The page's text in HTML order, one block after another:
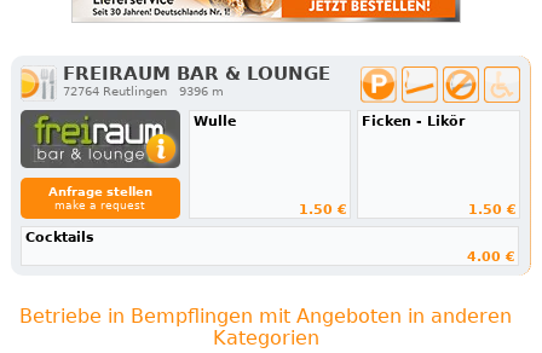
FREIRAUM BAR & LOUNGE
72764 Reutlingen 9396 m
Anfrage stellen
make a request
Wulle
1.50 €
Ficken - Likör
1.50 €
Cocktails
4.00 €
Betriebe in Bempflingen mit Angeboten in anderen
Kategorien